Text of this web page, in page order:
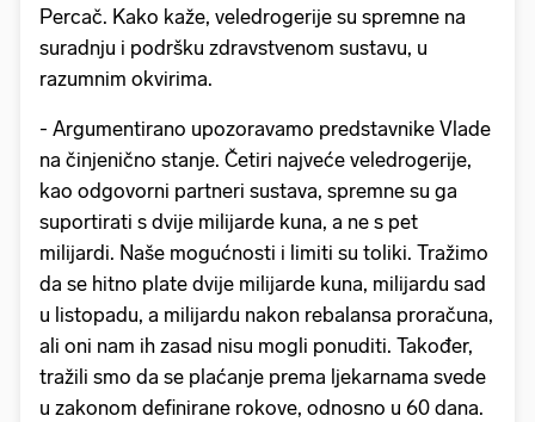
Percač. Kako kaže, veledrogerije su spremne na
suradnju i podršku zdravstvenom sustavu, u
razumnim okvirima.
- Argumentirano upozoravamo predstavnike Vlade
na činjenično stanje. Četiri najveće veledrogerije,
kao odgovorni partneri sustava, spremne su ga
suportirati s dvije milijarde kuna, a ne s pet
milijardi. Naše mogućnosti i limiti su toliki. Tražimo
da se hitno plate dvije milijarde kuna, milijardu sad
u listopadu, a milijardu nakon rebalansa proračuna,
ali oni nam ih zasad nisu mogli ponuditi. Također,
tražili smo da se plaćanje prema ljekarnama svede
u zakonom definirane rokove, odnosno u 60 dana.